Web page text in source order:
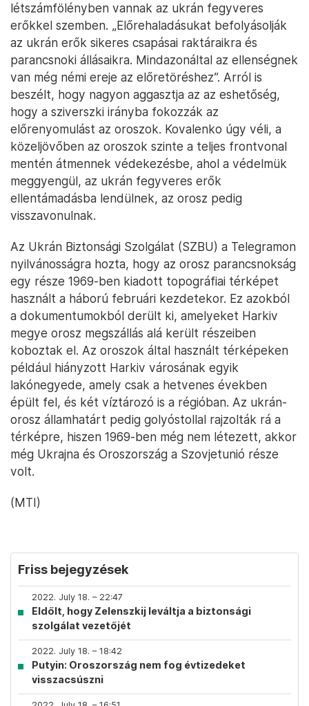
létszámfölényben vannak az ukrán fegyveres
erőkkel szemben. „Előrehaladásukat befolyásolják
az ukrán erők sikeres csapásai raktáraikra és
parancsnoki állásaikra. Mindazonáltal az ellenségnek
van még némi ereje az előretöréshez”. Arról is
beszélt, hogy nagyon aggasztja az az eshetőség,
hogy a sziverszki irányba fokozzák az
előrenyomulást az oroszok. Kovalenko úgy véli, a
közeljövőben az oroszok szinte a teljes frontvonal
mentén átmennek védekezésbe, ahol a védelmük
meggyengül, az ukrán fegyveres erők
ellentámadásba lendülnek, az orosz pedig
visszavonulnak.
Az Ukrán Biztonsági Szolgálat (SZBU) a Telegramon
nyilvánosságra hozta, hogy az orosz parancsnokság
egy része 1969-ben kiadott topográfiai térképet
használt a háború februári kezdetekor. Ez azokból
a dokumentumokból derült ki, amelyeket Harkiv
megye orosz megszállás alá került részeiben
koboztak el. Az oroszok által használt térképeken
például hiányzott Harkiv városának egyik
lakónegyede, amely csak a hetvenes években
épült fel, és két víztározó is a régióban. Az ukrán-
orosz államhatárt pedig golyóstollal rajzolták rá a
térképre, hiszen 1969-ben még nem létezett, akkor
még Ukrajna és Oroszország a Szovjetunió része
volt.
(MTI)
Friss bejegyzések
2022. July 18. – 22:47
Eldőlt, hogy Zelenszkij leváltja a biztonsági
szolgálat vezetőjét
2022. July 18. – 18:42
Putyin: Oroszország nem fog évtizedeket
visszacsúszni